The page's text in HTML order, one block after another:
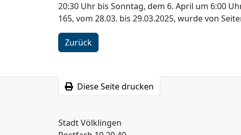
20:30 Uhr bis Sonntag, dem 6. April um 6:00
165, vom 28.03. bis 29.03.2025, wurde von
Zurück
Diese Seite drucken
Stadt Völklingen